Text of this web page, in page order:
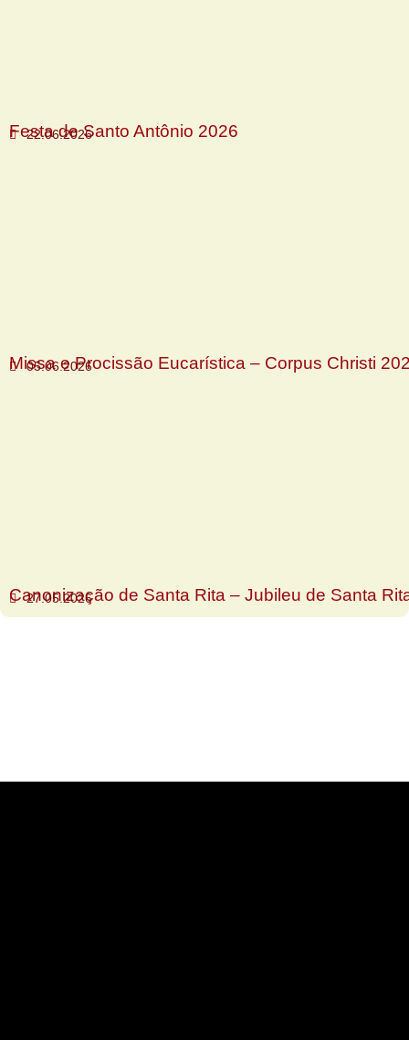
Festa de Santo Antônio 2026
22.06.2026
Missa e Procissão Eucarística – Corpus Christi
05.06.2026
Canonização de Santa Rita – Jubileu de Santa
27.05.2026